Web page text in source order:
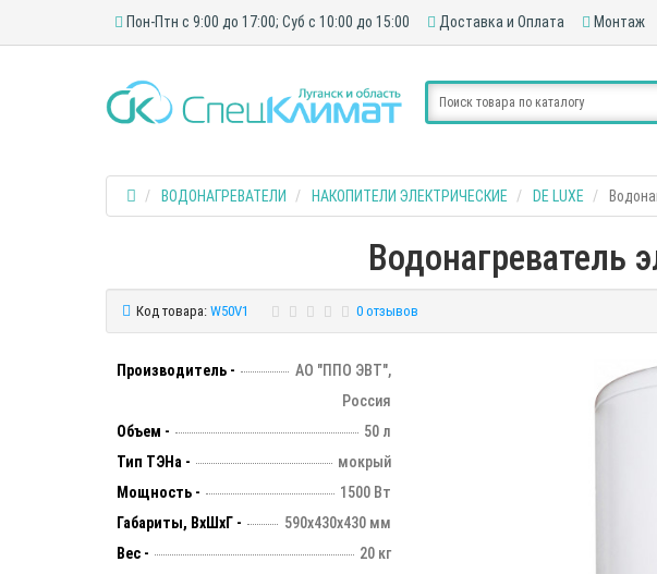
Пон-Птн с 9:00 до 17:00; Суб с 10:00 до 15:00 Доставка и Оплата Монтаж
ВОДОНАГРЕВАТЕЛИ НАКОПИТЕЛИ ЭЛЕКТРИЧЕСКИЕ DE LUXE
Водонагреватель
Код товара: W50V1 0 отзывов
Производитель -
АО "ППО ЭВТ",
Россия
Объем -
50 л
Тип ТЭНа -
мокрый
Мощность -
1500 Вт
Габариты, ВхШхГ -
590х430х430 мм
Вес -
20 кг